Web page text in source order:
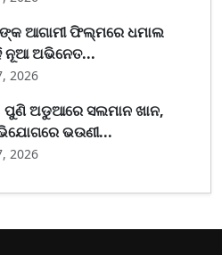
ଆଗାମୀ ଫିଲ୍ମରେ ଧମାଲ
ନୂଆ ଅଭିନେତ...
2026
ପୁଣି ଅଡୁଆରେ ସଲମାନ ଖାନ,
ଭଉଣୀ...
2026